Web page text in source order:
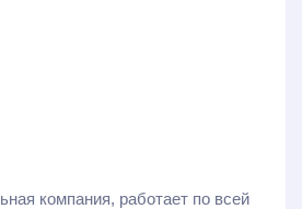
компания, работает по всей